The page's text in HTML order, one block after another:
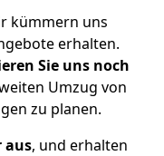
kümmern uns
erhalten.
Sie uns noch
Umzug von
zu planen.
aus, und erhalten